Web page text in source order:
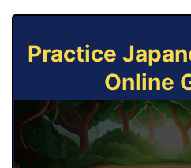
Practice
Online